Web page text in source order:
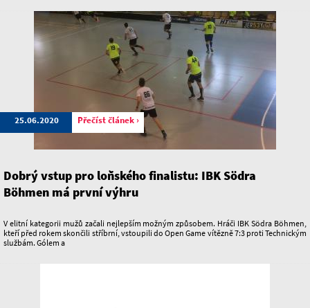
25.06.2020 Přečíst článek ›
Dobrý vstup pro loňského finalistu: IBK Södra
Böhmen má první výhru
V elitní kategorii mužů začali nejlepším možným způsobem. Hráči IBK Södra Böhmen,
kteří před rokem skončili stříbrní, vstoupili do Open Game vítězně 7:3 proti Technickým
službám. Gólem a